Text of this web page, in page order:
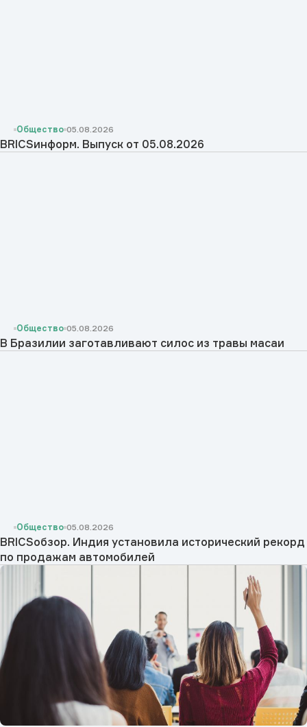
Общество 05.08.2026
BRICSинформ. Выпуск от 05.08.2026
Общество 05.08.2026
В Бразилии заготавливают силос из травы масаи
Общество 05.08.2026
BRICSобзор. Индия установила исторический рекорд
по продажам автомобилей